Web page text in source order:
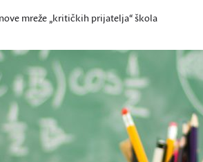
mreže „kritičkih prijatelja“ škola